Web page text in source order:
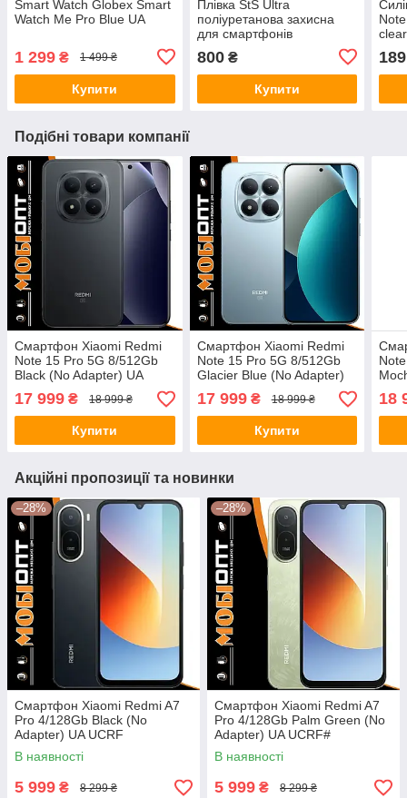
Smart Watch Globex Smart
Watch Me Pro Blue UA
1 299 ₴ 1 499 ₴
Купити
Плівка StS Ultra
поліуретанова захисна
для смартфонів
800₴
Купити
189
Подібні товари компанії
Смартфон Xiaomi Redmi
Note 15 Pro 5G 8/512Gb
Black (No Adapter) UA
UCRF
17 999 ₴ 18 999 ₴
Купити
Смартфон Xiaomi Redmi
Note 15 Pro 5G 8/512Gb
Glacier Blue (No Adapter)
UA UCRF
17 999₴ 18 999 ₴
Купити
UA
18
Акційні пропозиції та новинки
–28%
Смартфон Xiaomi Redmi A7
Pro 4/128Gb Black (No
Adapter) UA UCRF
В наявності
5 999 ₴ 8 299 ₴
–28%
Смартфон Xiaomi Redmi A7
Pro 4/128Gb Palm Green (No
Adapter) UA UCRF#
В наявності
5 999 ₴ 8 299 ₴